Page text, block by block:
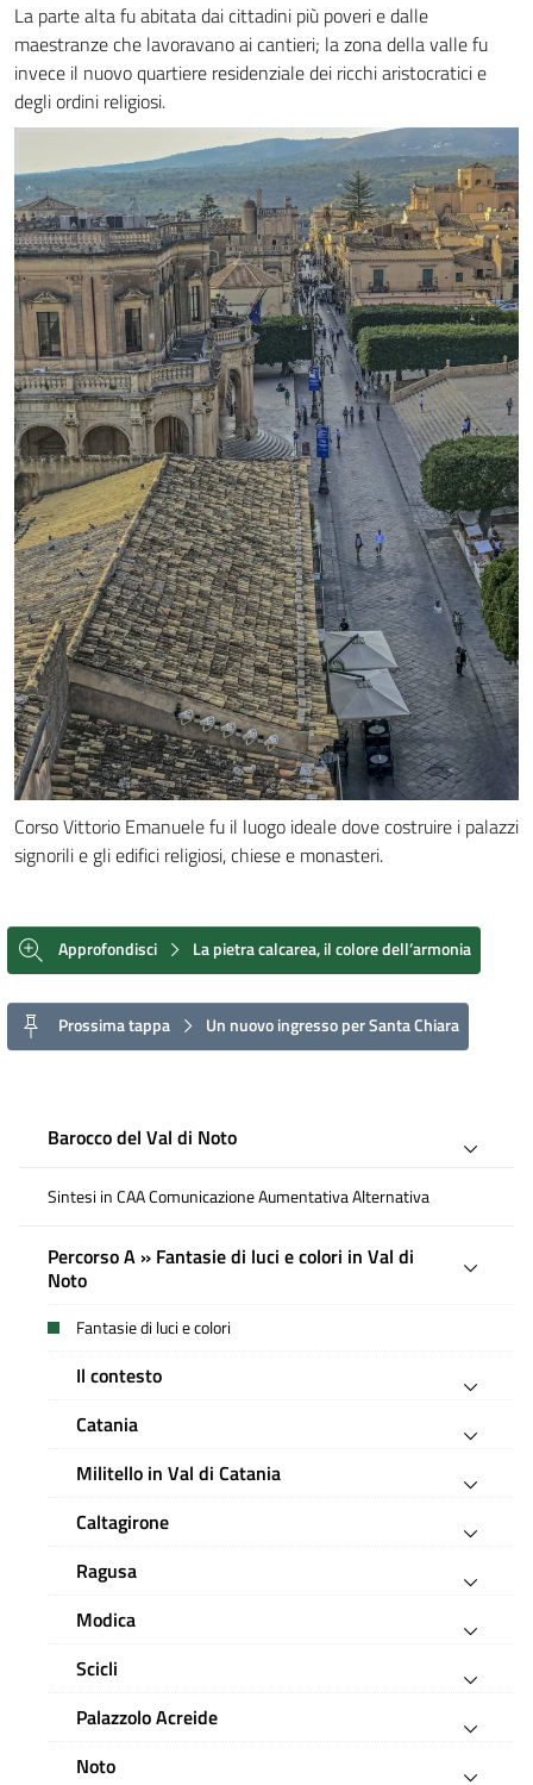
La parte alta fu abitata dai cittadini più poveri e dalle
maestranze che lavoravano ai cantieri; la zona della valle fu
invece il nuovo quartiere residenziale dei ricchi aristocratici e
degli ordini religiosi.
Corso Vittorio Emanuele fu il luogo ideale dove costruire i palazzi
signorili e gli edifici religiosi, chiese e monasteri.
Approfondisci La pietra calcarea, il colore dell’armonia
Prossima tappa Un nuovo ingresso per Santa Chiara
Barocco del Val di Noto
Sintesi in CAA Comunicazione Aumentativa Alternativa
Percorso A » Fantasie di luci e colori in Val di
Noto
Fantasie di luci e colori
Il contesto
Catania
Militello in Val di Catania
Caltagirone
Ragusa
Modica
Scicli
Palazzolo Acreide
Noto